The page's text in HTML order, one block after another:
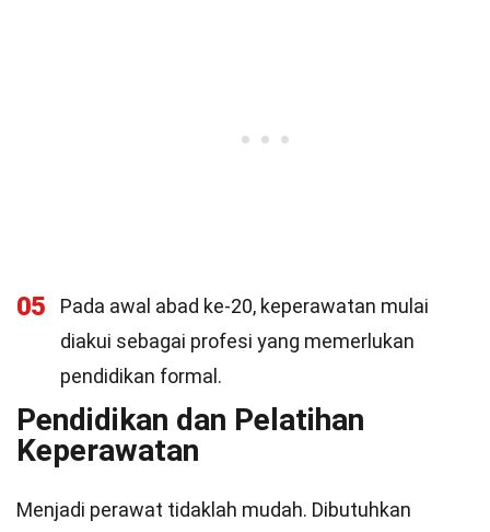
05
Pada awal abad ke-20, keperawatan mulai
diakui sebagai profesi yang memerlukan
pendidikan formal.
Pendidikan dan Pelatihan
Keperawatan
Menjadi perawat tidaklah mudah. Dibutuhkan